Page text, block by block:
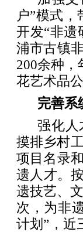
户”模式
开发“非遗
浦市古镇
200余种
花艺术品
完善系
强化人
摸排乡村
项目名录
遗人才。
遗技艺、
次，为非
计划”，近